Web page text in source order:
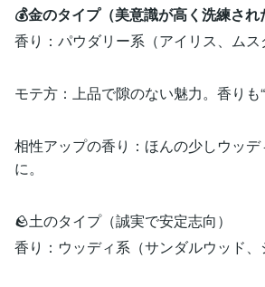
💰金のタイプ（美意識が高く洗練され
香り：パウダリー系（アイリス、ムス
モテ方：上品で隙のない魅力。香りも“
相性アップの香り：ほんの少しウッ
に。
🪨土のタイプ（誠実で安定志向）
香り：ウッディ系（サンダルウッド、